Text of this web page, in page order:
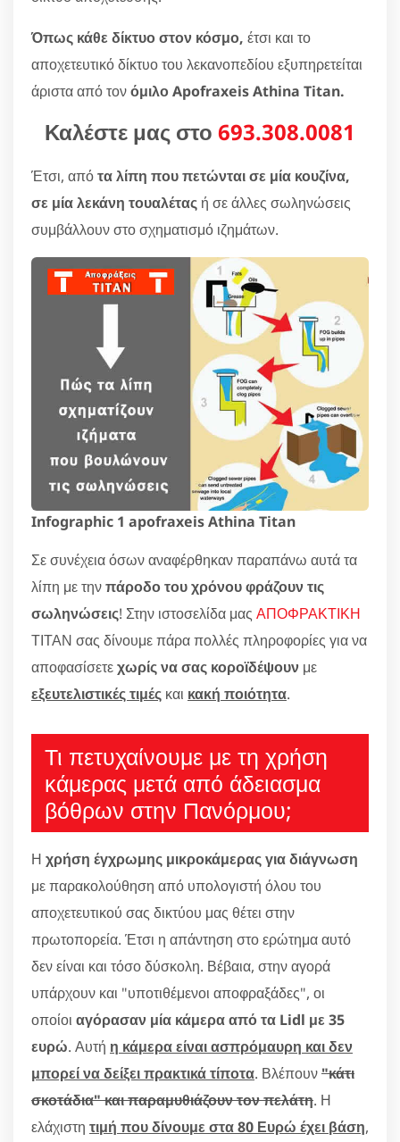
Όπως κάθε δίκτυο στον κόσμο, έτσι και το
αποχετευτικό δίκτυο του λεκανοπεδίου εξυπηρετείται
άριστα από τονόμιλο Apofraxeis Athina Titan.
Καλέστε μας στο 693.308.0081
Έτσι, απότα λίπη που πετώνται σε μία κουζίνα,
σε μία λεκάνη τουαλέτας ή σε άλλες σωληνώσεις
συμβάλλουν στο σχηματισμό ιζημάτων.
Infographic 1 apofraxeis Athina Titan
Σε συνέχεια όσων αναφέρθηκαν παραπάνω αυτά τα
λίπη με τηνπάροδο του χρόνου φράζουν τις
σωληνώσεις! Στην ιστοσελίδα μας ΑΠΟΦΡΑΚΤΙΚΗ
ΤΙΤΑΝ σας δίνουμε πάρα πολλές πληροφορίες για να
αποφασίσετεχωρίς να σας κοροϊδέψουν με
εξευτελιστικές τιμές και κακή ποιότητα.
Τι πετυχαίνουμε με τη χρήση
κάμερας μετά από άδειασμα
βόθρων στην Πανόρμου;
Η χρήση έγχρωμης μικροκάμερας για διάγνωση
με παρακολούθηση από υπολογιστή όλου του
αποχετευτικού σας δικτύου μας θέτει στην
πρωτοπορεία. Έτσι η απάντηση στο ερώτημα αυτό
δεν είναι και τόσο δύσκολη. Βέβαια, στην αγορά
υπάρχουν και "υποτιθέμενοι αποφραξάδες", οι
οποίοι αγόρασαν μία κάμερα από τα Lidl με 35
ευρώ. Αυτή η κάμερα είναι ασπρόμαυρη και δεν
μπορεί να δείξει πρακτικά τίποτα. Βλέπουν"κάτι
σκοτάδια" και παραμυθιάζουν τον πελάτη. Η
ελάχιστη τιμή που δίνουμε στα 80 Ευρώ έχει βάση,